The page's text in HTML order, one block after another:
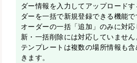
ダー情報を入力してアップロード
ダーを一括で新規登録できる機能で
オーダーの一括「追加」のみに対
新・一括削除には対応していません
テンプレートは複数の場所情報も
きます。